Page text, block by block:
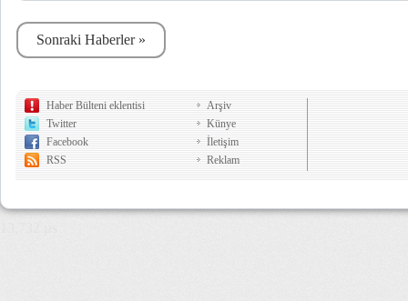
Sonraki Haberler »
Haber Bülteni eklentisi
Twitter
Facebook
RSS
Arşiv
Künye
İletişim
Reklam